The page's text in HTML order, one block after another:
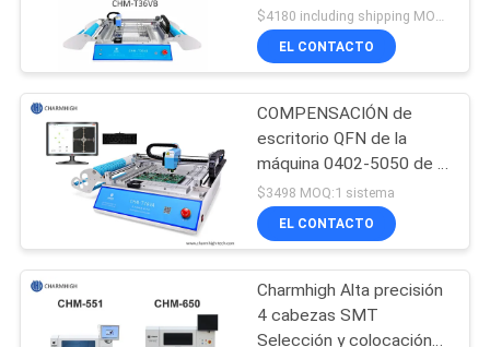
CONTROL
CALIDAD
CONTACTA
NOSOTROS
NOTICIAS
plantilla
Horno del flujo de
SMT
asamblea del PWB
EL CONTACTO
COMPENSACIÓN de
escritorio QFN de la
máquina 0402-5050 de la
selección y del lugar de
Charmhigh CHMT36VA
$3498 MOQ:1 sistema
EL CONTACTO
Charmhigh Alta precisión
4 cabezas SMT
Selección y colocación